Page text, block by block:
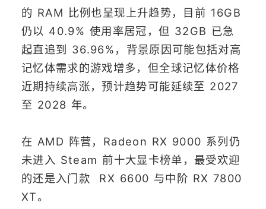
的 RAM 比例也呈现上升趋势，目前 16GB
仍以 40.9% 使用率居冠，但 32GB 已急
起直追到 36.96%，背景原因可能包括对高
记忆体需求的游戏增多，但全球记忆体价格
近期持续高涨，预计趋势可能延续至 2027
至 2028 年。
在 AMD 阵营，Radeon RX 9000 系列仍
未进入 Steam 前十大显卡榜单，最受欢迎
的还是入门款 RX 6600 与中阶 RX 7800
XT。